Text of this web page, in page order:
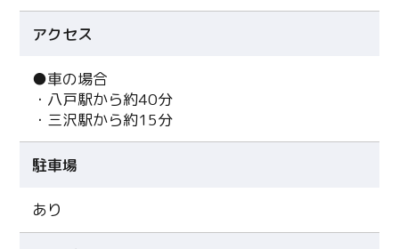
アクセス
●車の場合
・八戸駅から約40分
・三沢駅から約15分
駐車場
あり